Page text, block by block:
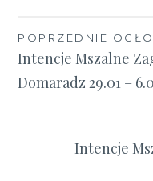
Nawigacja
wpisu
POPRZEDNIE
Intencje Mszalne
Domaradz 29.01 –
Intencje